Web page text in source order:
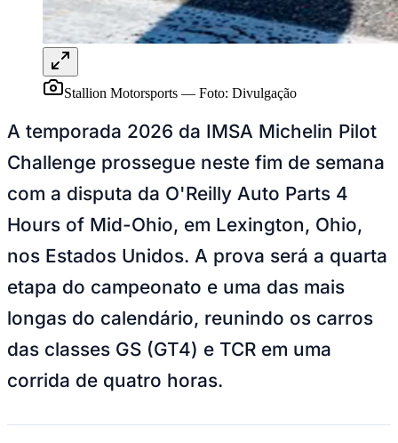
Hub de Negócios
Guia Comercial
Selo Verificado
Portal Educacional
Agenda de Vestibulares
Vagas de Emprego
Panorama Econômico
Panorama Econômico
Para Sua Empresa
Anuncie no Portal
Verificar EmpresaNovo
Publicidade Legal
NBA
NFL
Fórmula 1
Tênis (ATP)
Atletismo
Stallion Motorsports — Foto: Divulgação
A temporada 2026 da IMSA Michelin Pilot
Challenge prossegue neste fim de semana
com a disputa da O'Reilly Auto Parts 4
Hours of Mid-Ohio, em Lexington, Ohio,
nos Estados Unidos. A prova será a quarta
etapa do campeonato e uma das mais
longas do calendário, reunindo os carros
das classes GS (GT4) e TCR em uma
corrida de quatro horas.